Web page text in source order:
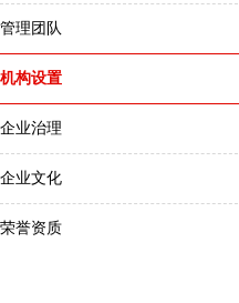
管理团队
机构设置
企业治理
企业文化
荣誉资质